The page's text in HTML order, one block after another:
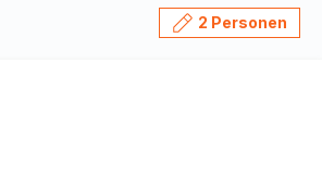
2 Personen